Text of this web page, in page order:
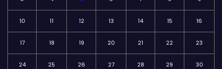
10 11 12 13 14 15 16
17 18 19 20 21 22 23
24 25 26 27 28 29 30